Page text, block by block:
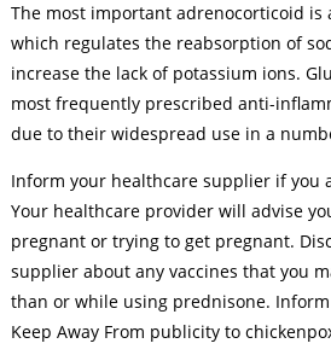
The most important adrenocorticoid is
which regulates the reabsorption of
increase the lack of potassium ions.
most frequently prescribed anti-
due to their widespread use in a
Inform your healthcare supplier if
Your healthcare provider will advise
pregnant or trying to get pregnant.
supplier about any vaccines that you
than or while using prednisone.
Keep Away From publicity to